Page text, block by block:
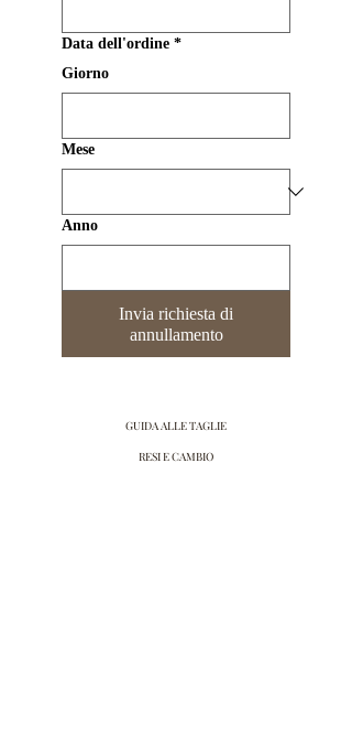
Data dell'ordine *
Giorno
Mese
Anno
Invia richiesta di
annullamento
GUIDA ALLE TAGLIE
RESI E CAMBIO